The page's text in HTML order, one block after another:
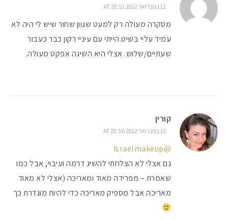
12 בפברואר 2012 AT 20:51
מסקרה מעולה רק למעט שגוון שחור שיש לי היה לא
עמיד עליי בשיט.הייתי עם עיניי רקון כבר כעבור
שעתיים/שלוש. אצלי היא השיגה אפקט מעולה.
קורין
12 בפברואר 2012 AT 20:56
@Israelmakeup
גם אצלי לא הצלחתי להשיג דרמה ועיבוי, אבל כמו
שאמרת – מפרידה מאוד ומאריכה (אצלי לא מאוד
מאריכה אבל מספיק מאריכה כדי להיות מוגדרת כך